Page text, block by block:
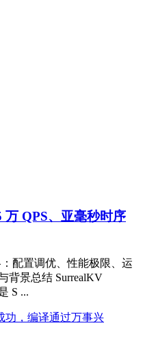
QPS、亚毫秒时序
配置调优、性能极限、运
背景总结 SurrealKV
S ...